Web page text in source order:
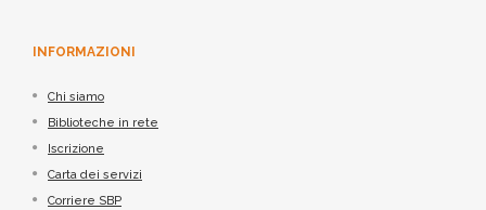
INFORMAZIONI
Chi siamo
Biblioteche in rete
Iscrizione
Carta dei servizi
Corriere SBP